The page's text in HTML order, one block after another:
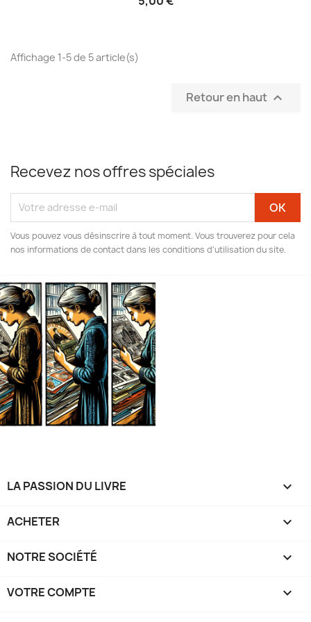
Affichage 1-5 de 5 article(s)
Retour en haut 
Recevez nos offres spéciales
Vous pouvez vous désinscrire à tout moment. Vous trouverez pour cela
nos informations de contact dans les conditions d'utilisation du site.
LA PASSION DU LIVRE 
ACHETER 
NOTRE SOCIÉTÉ 
VOTRE COMPTE 